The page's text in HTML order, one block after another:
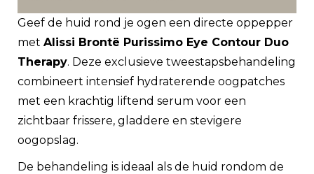
Geef de huid rond je ogen een directe oppepper
met Alissi Brontë Purissimo Eye Contour Duo
Therapy. Deze exclusieve tweestapsbehandeling
combineert intensief hydraterende oogpatches
met een krachtig liftend serum voor een
zichtbaar frissere, gladdere en stevigere
oogopslag.
De behandeling is ideaal als de huid rondom de